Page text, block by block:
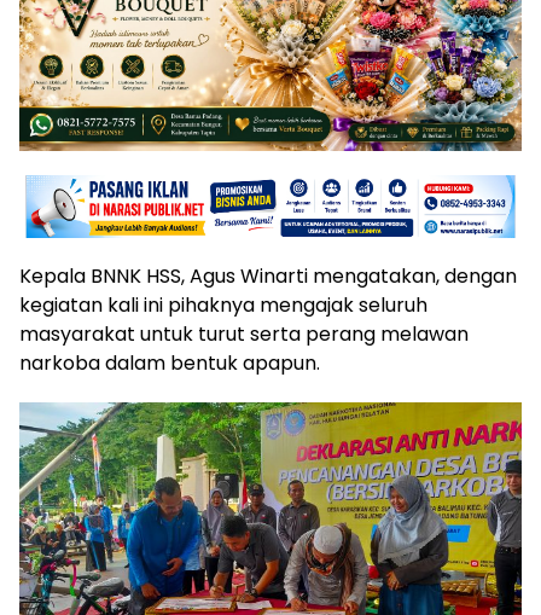
Kepala BNNK HSS, Agus Winarti mengatakan, dengan
kegiatan kali ini pihaknya mengajak seluruh
masyarakat untuk turut serta perang melawan
narkoba dalam bentuk apapun.